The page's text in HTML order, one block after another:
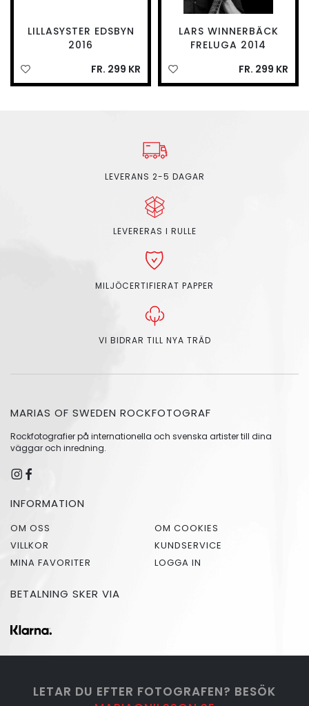
LILLASYSTER EDSBYN
2016
FR. 299 KR
LARS WINNERBÄCK
FRELUGA 2014
FR. 299 KR
LEVERANS 2-5 DAGAR
LEVERERAS I RULLE
MILJÖCERTIFIERAT PAPPER
VI BIDRAR TILL NYA TRÄD
MARIAS OF SWEDEN ROCKFOTOGRAF
Rockfotografier på internationella och svenska artister till dina
väggar och inredning.
INFORMATION
OM OSS
OM COOKIES
VILLKOR
KUNDSERVICE
MINA FAVORITER
LOGGA IN
BETALNING SKER VIA
LETAR DU EFTER FOTOGRAFEN? BESÖK